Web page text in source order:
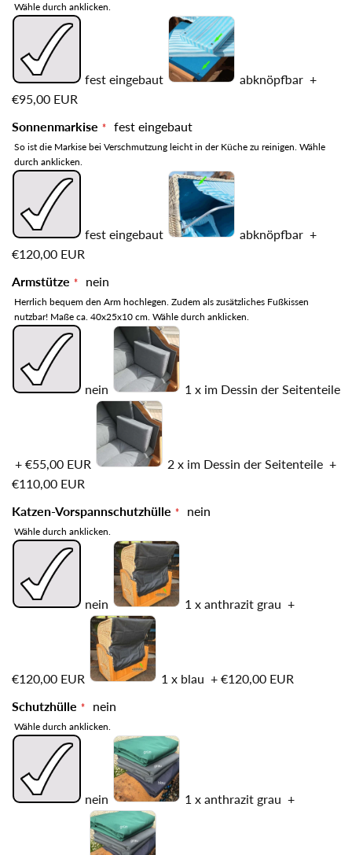
Wähle durch anklicken.
fest eingebaut abknöpfbar +
€95,00 EUR
Sonnenmarkise
fest eingebaut
So ist die Markise bei Verschmutzung leicht in der Küche zu reinigen. Wähle
durch anklicken.
fest eingebaut abknöpfbar +
€120,00 EUR
Armstütze
nein
Herrlich bequem den Arm hochlegen. Zudem als zusätzliches Fußkissen
nutzbar! Maße ca. 40x25x10 cm. Wähle durch anklicken.
nein 1 x im Dessin der Seitenteile
+ €55,00 EUR 2 x im Dessin der Seitenteile +
€110,00 EUR
Katzen-Vorspannschutzhülle
nein
Wähle durch anklicken.
nein 1 x anthrazit grau +
€120,00 EUR 1 x blau + €120,00 EUR
Schutzhülle
nein
Wähle durch anklicken.
nein 1 x anthrazit grau +